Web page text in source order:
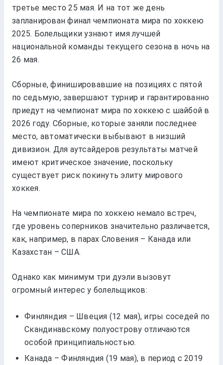
третье место 25 мая. И на тот же день
запланирован финал чемпионата мира по хоккею
2025. Болельщики узнают имя лучшей
национальной команды текущего сезона в ночь на
26 мая.
Сборные, финишировавшие на позициях с пятой
по седьмую, завершают турнир и гарантированно
приедут на чемпионат мира по хоккею с шайбой в
2026 году. Сборные, которые заняли последнее
место, автоматически выбывают в низший
дивизион. Для аутсайдеров результаты матчей
имеют критическое значение, поскольку
существует риск покинуть элиту мирового
хоккея.
На чемпионате мира по хоккею немало встреч,
где уровень соперников значительно различается,
как, например, в парах Словения – Канада или
Казахстан – США.
Однако как минимум три дуэли вызовут
огромный интерес у болельщиков:
Финляндия – Швеция (12 мая), игры соседей по
Скандинавскому полуострову отличаются
особой принципиальностью.
Канада – Финляндия (19 мая), в период с 2019